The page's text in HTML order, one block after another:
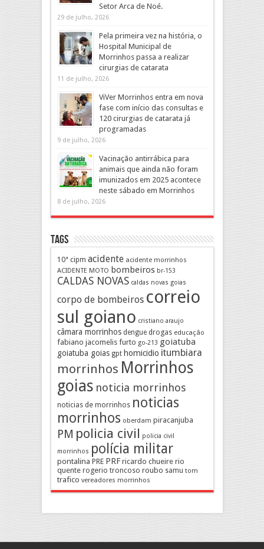
Setor Arca de Noé.
29 de julho, 2026
Pela primeira vez na história, o
Hospital Municipal de
Morrinhos passa a realizar
cirurgias de catarata
11 de julho, 2026
ViVer Morrinhos entra em nova
fase com início das consultas e
120 cirurgias de catarata já
programadas
9 de julho, 2026
Vacinação antirrábica para
animais que ainda não foram
imunizados em 2025 acontece
neste sábado em Morrinhos
8 de julho, 2026
Tags
10ª cipm acidente acidente morrinhos
ACIDENTE MOTO bombeiros br-153
CALDAS NOVAS caldas novas goias
corpo de bombeiros correio
sul goiano cristiano araujo
câmara morrinhos dengue drogas educação
fabiano jacomelis furto go-213 goiatuba
goiatuba goias gpt homicidio itumbiara
morrinhos Morrinhos
goias noticia morrinhos
noticias de morrinhos noticias
morrinhos oberdam piracanjuba
PM policia civil policia civil
morrinhos polícia militar
pontalina PRE PRF ricardo chueire rio
quente rogerio troncoso roubo samu tom
trafico vereadores morrinhos